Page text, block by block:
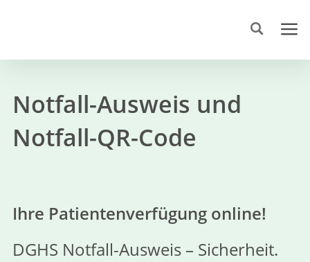
Notfall-Ausweis und
Notfall-QR-Code
Ihre Patientenverfügung online!
DGHS Notfall-Ausweis – Sicherheit.